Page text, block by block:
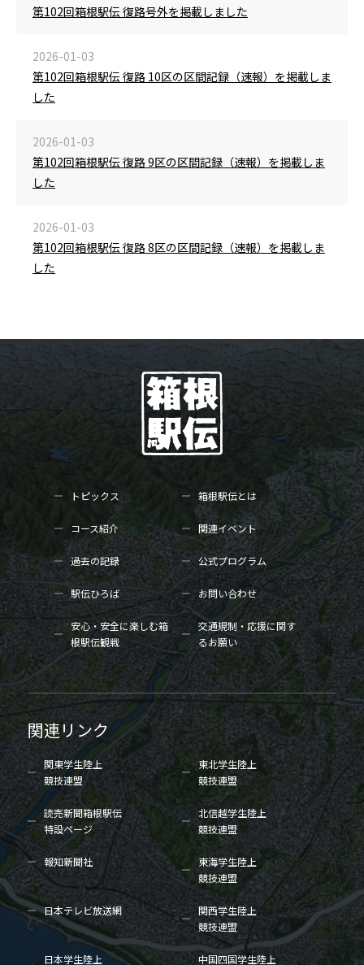
第102回箱根駅伝 復路号外を掲載しました
2026-01-03
第102回箱根駅伝 復路 10区の区間記録（速報）を掲載しま
した
2026-01-03
第102回箱根駅伝 復路 9区の区間記録（速報）を掲載しま
した
2026-01-03
第102回箱根駅伝 復路 8区の区間記録（速報）を掲載しま
した
トピックス 箱根駅伝とは
コース紹介 関連イベント
過去の記録 公式プログラム
駅伝ひろば お問い合わせ
安心・安全に楽しむ箱
根駅伝観戦
交通規制・応援に関す
るお願い
関連リンク
関東学生陸上
競技連盟
東北学生陸上
競技連盟
読売新聞箱根駅伝
特設ページ
北信越学生陸上
競技連盟
報知新聞社
東海学生陸上
競技連盟
日本テレビ放送網
関西学生陸上
競技連盟
日本学生陸上 中国四国学生陸上